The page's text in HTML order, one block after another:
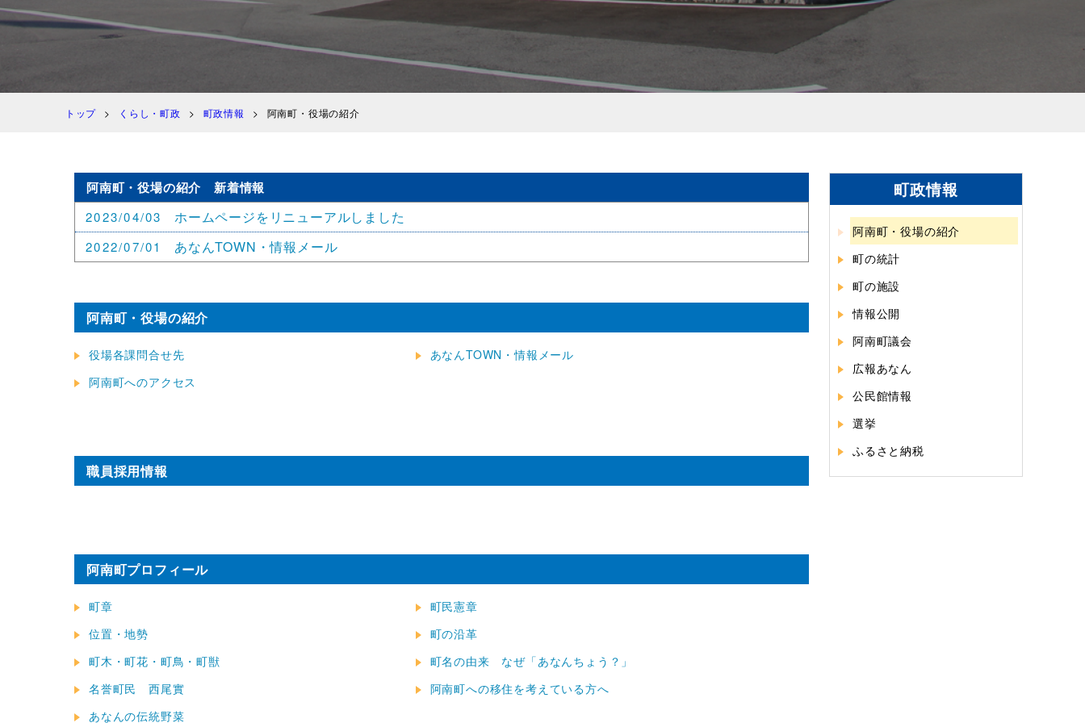
トップ くらし・町政 町政情報 阿南町・役場の紹介
阿南町・役場の紹介 新着情報
2023/04/03 ホームページをリニューアルしました
2022/07/01 あなんTOWN・情報メール
阿南町・役場の紹介
役場各課問合せ先
あなんTOWN・情報メール
阿南町へのアクセス
職員採用情報
阿南町プロフィール
町章
町民憲章
位置・地勢
町の沿革
町木・町花・町鳥・町獣
町名の由来 なぜ「あなんちょう？」
名誉町民 西尾實
阿南町への移住を考えている方へ
あなんの伝統野菜
町政情報
阿南町・役場の紹介
町の統計
町の施設
情報公開
阿南町議会
広報あなん
公民館情報
選挙
ふるさと納税